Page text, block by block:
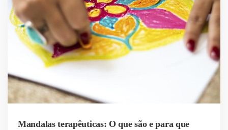
Mandalas terapêuticas: O que são e para que